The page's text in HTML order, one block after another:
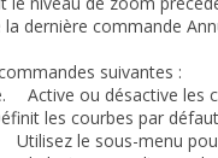
dernière commande
suivantes :
Active ou désactive les
les courbes par
Utilisez le sous-menu